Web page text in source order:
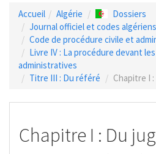
Accueil Algérie
Dossiers
Journal officiel et codes algériens
Code de procédure civile et
Livre IV : La procédure devant
administratives
Titre III : Du référé
Chapitre I
Chapitre I : Du